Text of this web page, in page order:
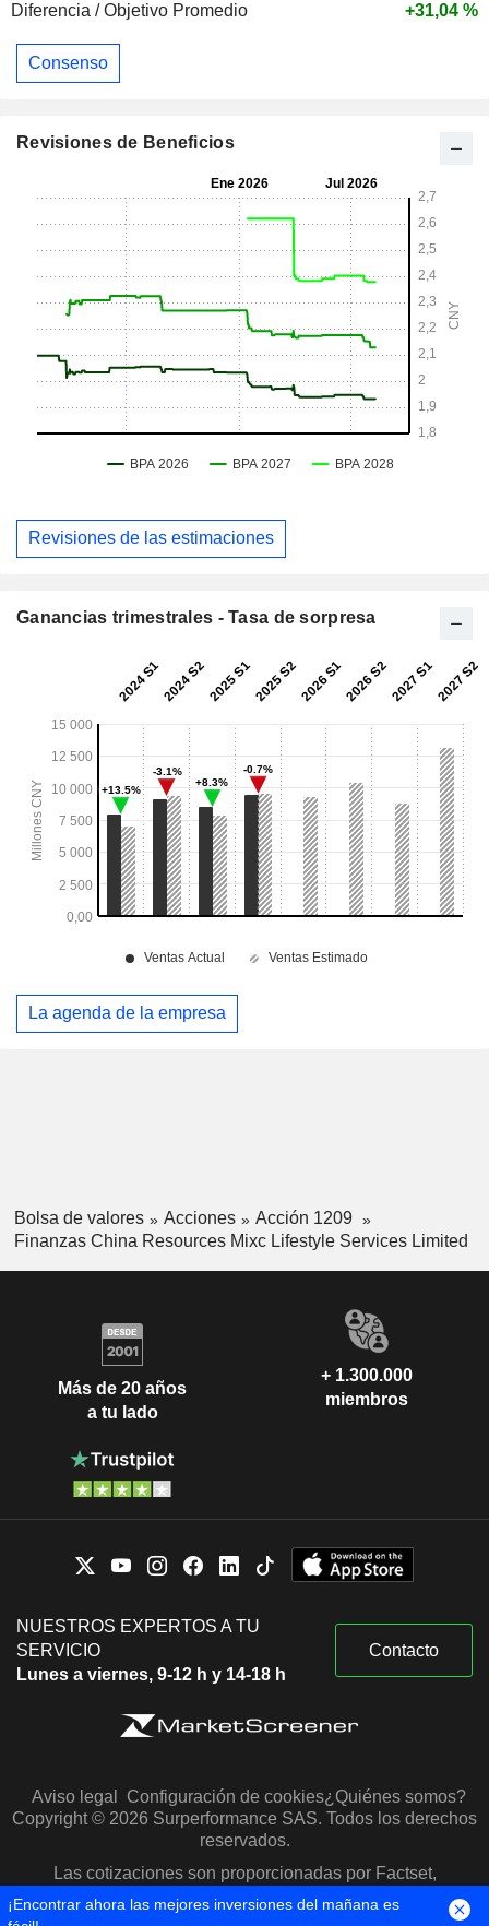
Diferencia / Objetivo Promedio
+31,04 %
Consenso
Revisiones de Beneficios
Revisiones de las estimaciones
Ganancias trimestrales - Tasa de sorpresa
La agenda de la empresa
Bolsa de valores Acciones
Acción 1209
Finanzas China Resources Mixc Lifestyle Services Limited
Más de 20 años
a tu lado
+ 1.300.000
miembros
NUESTROS EXPERTOS A TU
SERVICIO
Lunes a viernes, 9-12 h y 14-18 h
Contacto
Aviso legal Configuración de cookies¿Quiénes somos?
Copyright © 2026 Surperformance SAS. Todos los derechos
reservados.
Las cotizaciones son proporcionadas por Factset,
Morningstar y S&P Capital IQ
¡Encontrar ahora las mejores inversiones del mañana es